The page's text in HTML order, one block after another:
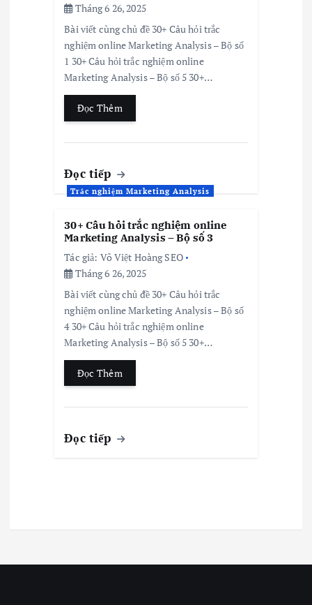
Tháng 6 26, 2025
Bài viết cùng chủ đề 30+ Câu hỏi trắc
nghiệm online Marketing Analysis – Bộ số
1 30+ Câu hỏi trắc nghiệm online
Marketing Analysis – Bộ số 5 30+…
Đọc Thêm
Đọc tiếp
Trắc nghiệm Marketing Analysis
30+ Câu hỏi trắc nghiệm online
Marketing Analysis – Bộ số 3
Tác giả: Võ Việt Hoàng SEO
Tháng 6 26, 2025
Bài viết cùng chủ đề 30+ Câu hỏi trắc
nghiệm online Marketing Analysis – Bộ số
4 30+ Câu hỏi trắc nghiệm online
Marketing Analysis – Bộ số 5 30+…
Đọc Thêm
Đọc tiếp